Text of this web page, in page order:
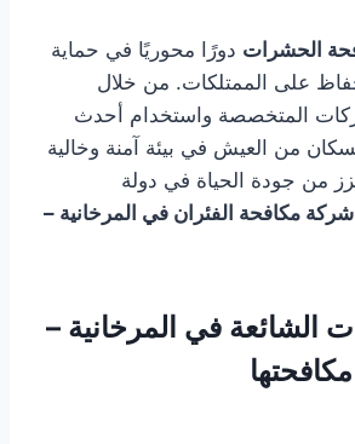
الحشرات دورًا محوريًا في حماية
على الممتلكات. من خلال
المتخصصة واستخدام أحدث
من العيش في بيئة آمنة وخالية
من جودة الحياة في دولة
شركة مكافحة الفئران في المرخانية –
الشائعة في المرخانية –